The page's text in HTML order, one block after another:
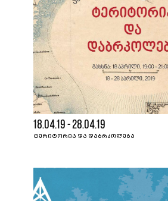
18.04.19 - 28.04.19
ᲢᲔᲠᲘᲢᲝᲠᲘᲐ ᲓᲐ ᲓᲐᲑᲠᲙᲝᲚᲔᲑᲐ